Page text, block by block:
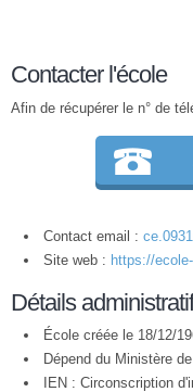
Contacter l'école
Afin de récupérer le n° de
Contact email :
Site web : https://
Détails
École créée le 18/12/
Dépend du Ministère
IEN : Circonscription